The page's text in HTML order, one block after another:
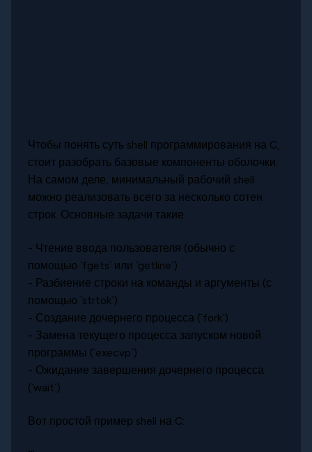
Чтобы понять суть shell программирования на C,
стоит разобрать базовые компоненты оболочки.
На самом деле, минимальный рабочий shell
можно реализовать всего за несколько сотен
строк. Основные задачи такие:
- Чтение ввода пользователя (обычно с
помощью `fgets` или `getline`)
- Разбиение строки на команды и аргументы (с
помощью `strtok`)
- Создание дочернего процесса (`fork`)
- Замена текущего процесса запуском новой
программы (`execvp`)
- Ожидание завершения дочернего процесса
(`wait`)
Вот простой пример shell на C: